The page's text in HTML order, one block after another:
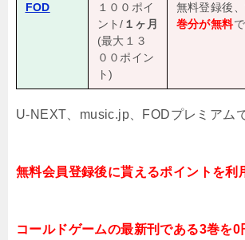
FOD
１００ポイ
ント/ １ヶ月
(最大１３
００ポイン
ト)
無料登録後、
巻分が無料
U-NEXT、music.jp、FODプレミアム
無料会員登録後に貰えるポイントを利
コールドゲームの最新刊である3巻を0